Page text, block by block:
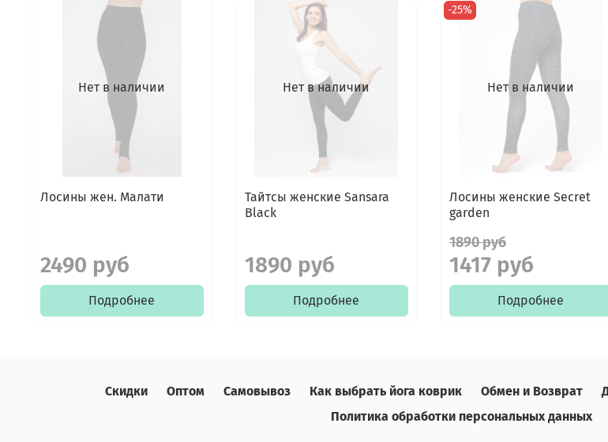
Нет в наличии
Лосины жен. Малати
2490 руб
Подробнее
Нет в наличии
Тайтсы женские Sansara
Black
1890 руб
Подробнее
Нет в наличии
-25%
Лосины женские Secret
garden
1890 руб
1417 руб
Подробнее
Скидки Оптом Самовывоз Как выбрать йога коврик Обмен и Возврат
Политика обработки персональных данных